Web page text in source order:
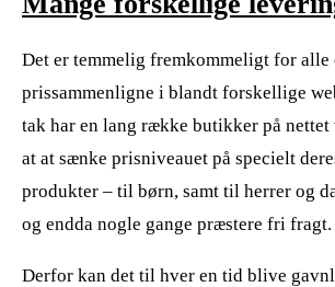
Det er temmelig fremkommeligt for alle
prissammenligne i blandt forskellige
tak har en lang række butikker på
at at sænke prisniveauet på specielt
produkter – til børn, samt til herrer og
og endda nogle gange præstere fri fragt.
Derfor kan det til hver en tid blive